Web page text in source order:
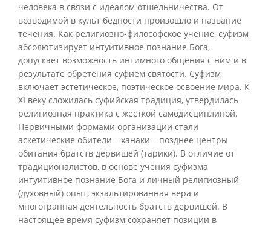
человека в связи с идеалом отшельничества. От
возводимой в культ бедности произошло и название
течения. Как религиозно-философское учение, суфизм
абсолютизирует интуитивное познание Бога,
допускает возможность интимного общения с ним и в
результате обретения суфием святости. Суфизм
включает эстетическое, поэтическое освоение мира. К
XI веку сложилась суфийская традиция, утвердилась
религиозная практика с жесткой самодисциплиной.
Первичными формами организации стали
аскетические обители – ханаки – позднее центры
обитания братств дервишей (тарики). В отличие от
традиционалистов, в основе учения суфизма
интуитивное познание Бога и личный религиозный
(духовный) опыт, экзальтированная вера и
многогранная деятельность братств дервишей. В
настоящее время суфизм сохраняет позиции в